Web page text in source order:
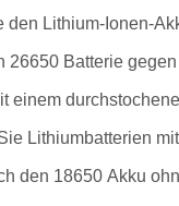
den Lithium-Ionen-
26650 Batterie
einem
Lithiumbatterien
den 18650 Akku